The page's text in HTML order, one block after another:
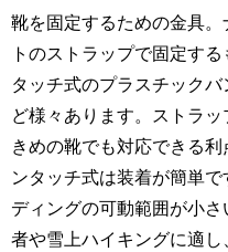
靴を固定するための金具。
トのストラップで固定す
タッチ式のプラスチックバ
ど様々あります。ストラッ
きめの靴でも対応できる利
ンタッチ式は装着が簡単で
ディングの可動範囲が小
者や雪上ハイキングに適し